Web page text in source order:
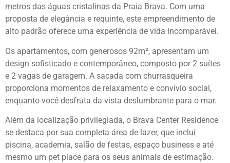
metros das águas cristalinas da Praia Brava. Com uma
proposta de elegância e requinte, este empreendimento de
alto padrão oferece uma experiência de vida incomparável.
Os apartamentos, com generosos 92m², apresentam um
design sofisticado e contemporâneo, composto por 2 suítes
e 2 vagas de garagem. A sacada com churrasqueira
proporciona momentos de relaxamento e convívio social,
enquanto você desfruta da vista deslumbrante para o mar.
Além da localização privilegiada, o Brava Center Residence
se destaca por sua completa área de lazer, que inclui
piscina, academia, salão de festas, espaço business e até
mesmo um pet place para os seus animais de estimação.